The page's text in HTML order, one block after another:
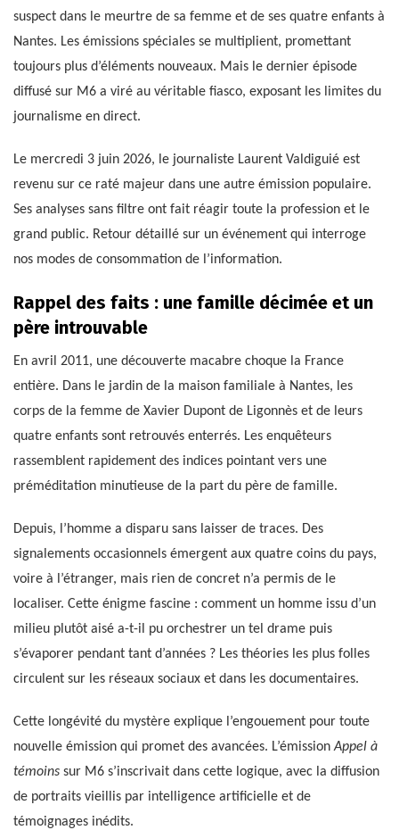
suspect dans le meurtre de sa femme et de ses quatre enfants à
Nantes. Les émissions spéciales se multiplient, promettant
toujours plus d’éléments nouveaux. Mais le dernier épisode
diffusé sur M6 a viré au véritable fiasco, exposant les limites du
journalisme en direct.
Le mercredi 3 juin 2026, le journaliste Laurent Valdiguié est
revenu sur ce raté majeur dans une autre émission populaire.
Ses analyses sans filtre ont fait réagir toute la profession et le
grand public. Retour détaillé sur un événement qui interroge
nos modes de consommation de l’information.
Rappel des faits : une famille décimée et un
père introuvable
En avril 2011, une découverte macabre choque la France
entière. Dans le jardin de la maison familiale à Nantes, les
corps de la femme de Xavier Dupont de Ligonnès et de leurs
quatre enfants sont retrouvés enterrés. Les enquêteurs
rassemblent rapidement des indices pointant vers une
préméditation minutieuse de la part du père de famille.
Depuis, l’homme a disparu sans laisser de traces. Des
signalements occasionnels émergent aux quatre coins du pays,
voire à l’étranger, mais rien de concret n’a permis de le
localiser. Cette énigme fascine : comment un homme issu d’un
milieu plutôt aisé a-t-il pu orchestrer un tel drame puis
s’évaporer pendant tant d’années ? Les théories les plus folles
circulent sur les réseaux sociaux et dans les documentaires.
Cette longévité du mystère explique l’engouement pour toute
nouvelle émission qui promet des avancées. L’émissionAppel à
témoins sur M6 s’inscrivait dans cette logique, avec la diffusion
de portraits vieillis par intelligence artificielle et de
témoignages inédits.